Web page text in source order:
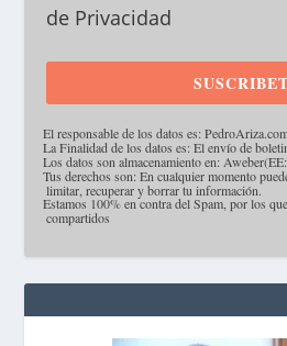
de Privacidad
El responsable de los datos es:
La Finalidad de los datos es: El envío de
Los datos son almacenamiento en:
Tus derechos son: En cualquier momento
limitar, recuperar y borrar tu información.
Estamos 100% en contra del Spam, por los
compartidos